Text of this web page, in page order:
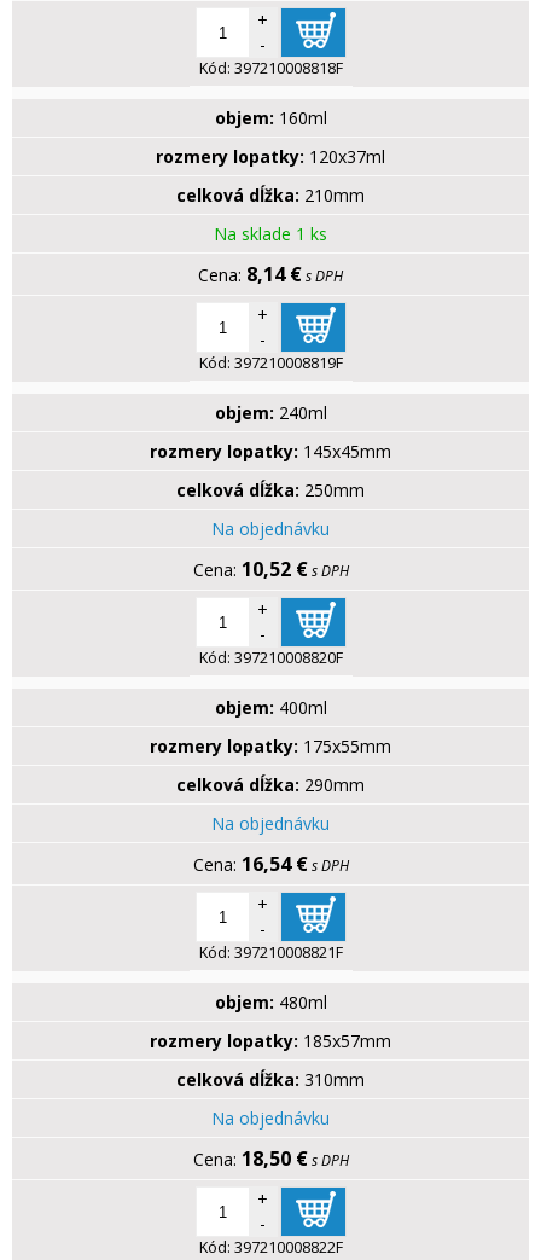
+
-
Kód: 397210008818F
objem: 160ml
rozmery lopatky: 120x37ml
celková dĺžka: 210mm
Na sklade 1 ks
8,14 €s DPH
+
-
Kód: 397210008819F
objem: 240ml
rozmery lopatky: 145x45mm
celková dĺžka: 250mm
Na objednávku
10,52 € s DPH
+
-
Kód: 397210008820F
objem: 400ml
rozmery lopatky: 175x55mm
celková dĺžka: 290mm
Na objednávku
16,54 € s DPH
+
-
Kód: 397210008821F
objem: 480ml
rozmery lopatky: 185x57mm
celková dĺžka: 310mm
Na objednávku
18,50 € s DPH
+
-
Kód: 397210008822F